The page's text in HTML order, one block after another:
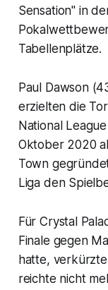
Sensation" in
Tabellenplätze.
Paul Dawson
erzielten die
National
Oktober 2020
Town
Liga den
Für Crystal
Finale gegen
hatte,
reichte nicht